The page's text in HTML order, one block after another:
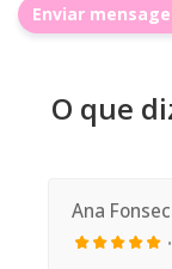
Enviar
O que
Ana